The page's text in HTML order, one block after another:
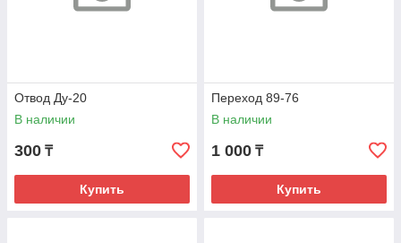
Отвод Ду-20
В наличии
300 ₸
Купить
Переход 89-76
В наличии
1 000 ₸
Купить